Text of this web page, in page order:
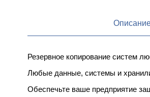
Резервное копирование систем
Любые данные, системы и
Обеспечьте ваше предприятие